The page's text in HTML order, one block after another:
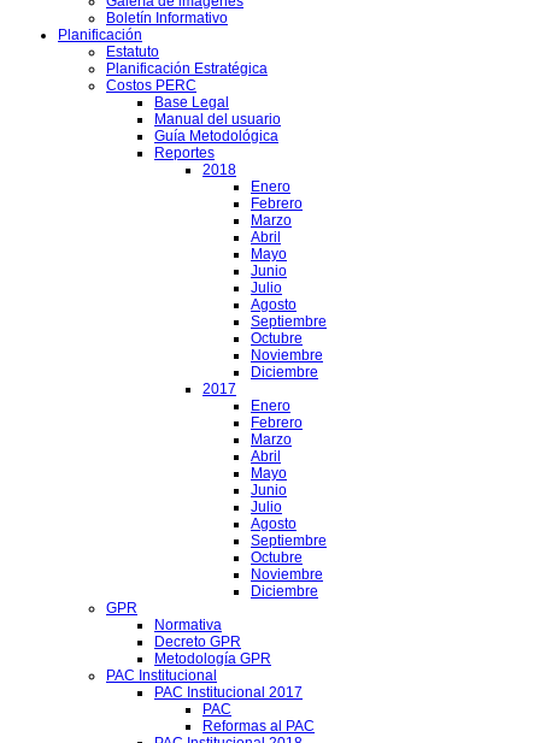
Boletín Informativo
Planificación
Estatuto
Planificación Estratégica
Costos PERC
Base Legal
Manual del usuario
Guía Metodológica
Reportes
2018
Enero
Febrero
Marzo
Abril
Mayo
Junio
Julio
Agosto
Septiembre
Octubre
Noviembre
Diciembre
2017
Enero
Febrero
Marzo
Abril
Mayo
Junio
Julio
Agosto
Septiembre
Octubre
Noviembre
Diciembre
GPR
Normativa
Decreto GPR
Metodología GPR
PAC Institucional
PAC Institucional 2017
PAC
Reformas al PAC